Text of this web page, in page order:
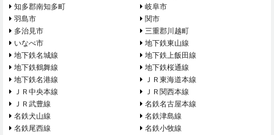
知多郡南知多町
岐阜市
羽島市
関市
多治見市
三重郡川越町
いなべ市
地下鉄東山線
地下鉄名城線
地下鉄上飯田線
地下鉄鶴舞線
地下鉄桜通線
地下鉄名港線
ＪＲ東海道本線
ＪＲ中央本線
ＪＲ関西本線
ＪＲ武豊線
名鉄名古屋本線
名鉄犬山線
名鉄津島線
名鉄尾西線
名鉄小牧線